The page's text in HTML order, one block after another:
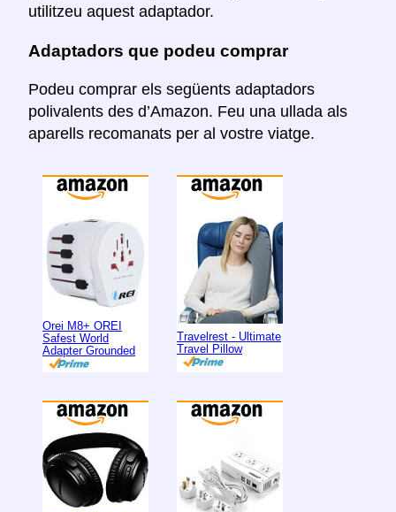
utilitzeu aquest adaptador.
Adaptadors que podeu comprar
Podeu comprar els següents adaptadors
polivalents des d’Amazon. Feu una ullada als
aparells recomanats per al vostre viatge.
Orei M8+ OREI
Safest World
Adapter Grounded
Travelrest - Ultimate
Travel Pillow